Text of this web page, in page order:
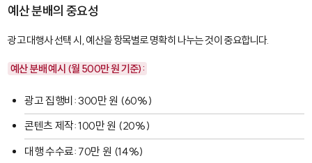
예산 분배의 중요성
광고 대행사 선택 시, 예산을 항목별로 명확히 나누는 것이 중요합니다.
예산 분배 예시 (월 500만 원 기준):
광고 집행비: 300만 원 (60%)
콘텐츠 제작: 100만 원 (20%)
대행 수수료: 70만 원 (14%)